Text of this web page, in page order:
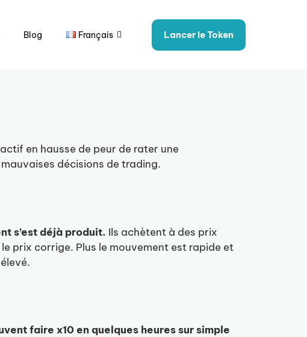
Blog Français Lancer le Token
en hausse de peur de rater une
décisions de trading.
s’est déjà produit. Ils achètent à des prix
prix corrige. Plus le mouvement est rapide et
faire x10 en quelques heures sur simple